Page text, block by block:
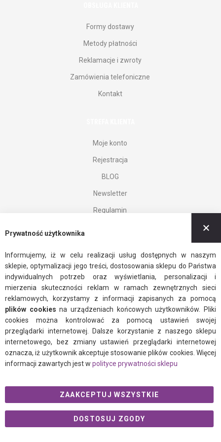
Formy dostawy
Metody płatności
Reklamacje i zwroty
Zamówienia telefoniczne
Kontakt
Moje konto
Rejestracja
BLOG
Newsletter
Regulamin
facebookinstagram
twitter
© 2021 Ogalo.pl
Prywatność użytkownika
Informujemy, iż w celu realizacji usług dostępnych w naszym
sklepie, optymalizacji jego treści, dostosowania sklepu do Państwa
indywidualnych potrzeb oraz wyświetlania, personalizacji i
mierzenia skuteczności reklam w ramach zewnętrznych sieci
reklamowych, korzystamy z informacji zapisanych za pomocą
plików cookiesna urządzeniach końcowych użytkowników. Pliki
cookies można kontrolować za pomocą ustawień swojej
przeglądarki internetowej. Dalsze korzystanie z naszego sklepu
internetowego, bez zmiany ustawień przeglądarki internetowej
oznacza, iż użytkownik akceptuje stosowanie plików cookies. Więcej
informacji zawartych jest w polityce prywatności sklepu
ZAAKCEPTUJ WSZYSTKIE
DOSTOSUJ ZGODY